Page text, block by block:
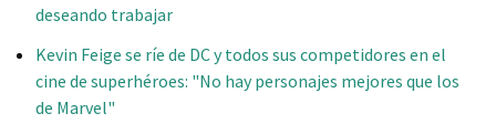
deseando trabajar
Kevin Feige se ríe de DC y todos sus competidores en el
cine de superhéroes: "No hay personajes mejores que los
de Marvel"